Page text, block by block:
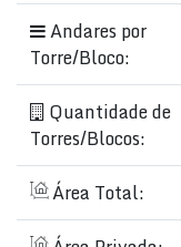
Andares por
Torre/Bloco:
Quantidade de
Torres/Blocos:
Área Total: